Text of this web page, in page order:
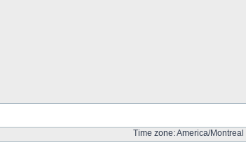
Time zone: America/Montreal